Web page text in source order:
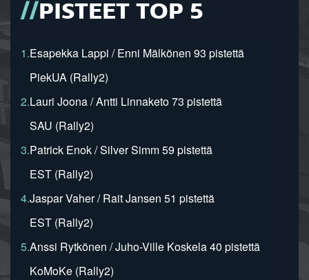
PISTEET TOP 5
1.Esapekka Lappi / Enni Mälkönen 93 pistettä
PiekUA (Rally2)
2.Lauri Joona / Antti Linnaketo 73 pistettä
SAU (Rally2)
3.Patrick Enok / Silver Simm 59 pistettä
EST (Rally2)
4.Jaspar Vaher / Rait Jansen 51 pistettä
EST (Rally2)
5.Anssi Rytkönen / Juho-Ville Koskela 40 pistettä
KoMoKe (Rally2)